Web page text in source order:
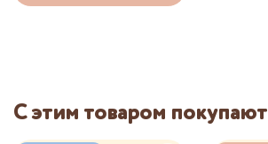
С этим товаром покупают